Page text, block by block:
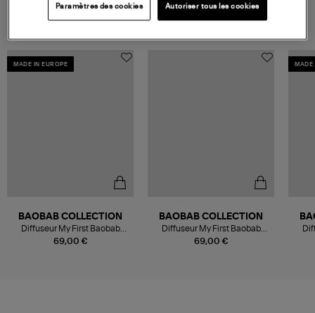
VOUS AIMEREZ AUSSI
MADE IN EUROPE
69,00 €
BAOBAB COLLECTION
Diffuseur My First Baobab
Cities Saint-Tropez, 250ml
69,00 €
BAOBAB COLLECTION
Diffuseur My First Baobab
Mexico, 250ml
MADE
Paramètres des cookies Autoriser tous les cookies